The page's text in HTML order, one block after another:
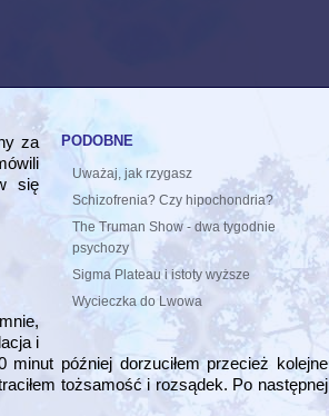
podobne
Uważaj, jak rzygasz
Schizofrenia? Czy hipochondria?
The Truman Show - dwa tygodnie
psychozy
Sigma Plateau i istoty wyższe
Wycieczka do Lwowa
za
się
i
minut później dorzuciłem przecież kolejne
tożsamość i rozsądek. Po następnej